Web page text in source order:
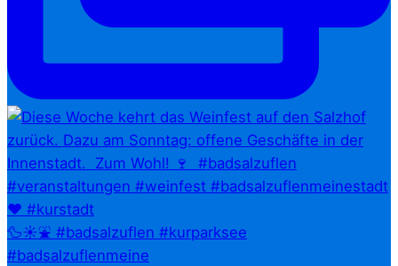
🦆☀️⛲ #badsalzuflen #kurparksee
#badsalzuflenmeine